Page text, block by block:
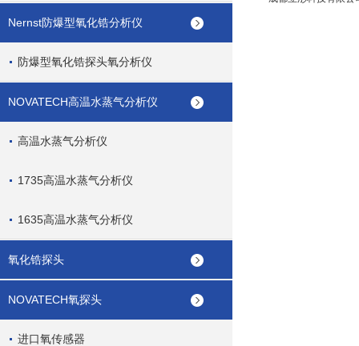
Nernst防爆型氧化锆分析仪
防爆型氧化锆探头氧分析仪
NOVATECH高温水蒸气分析仪
高温水蒸气分析仪
1735高温水蒸气分析仪
1635高温水蒸气分析仪
氧化锆探头
NOVATECH氧探头
进口氧传感器